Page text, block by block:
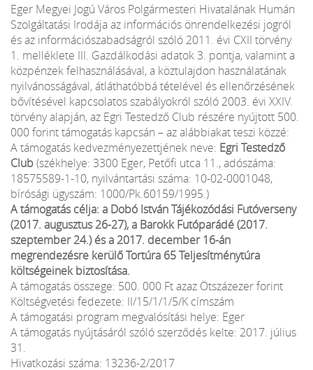
Eger Megyei Jogú Város Polgármesteri Hivatalának Humán
Szolgáltatási Irodája az információs önrendelkezési jogról
és az információszabadságról szóló 2011. évi CXII törvény
1. melléklete III. Gazdálkodási adatok 3. pontja, valamint a
közpénzek felhasználásával, a köztulajdon használatának
nyilvánosságával, átláthatóbbá tételével és ellenőrzésének
bővítésével kapcsolatos szabályokról szóló 2003. évi XXIV.
törvény alapján, az Egri Testedző Club részére nyújtott 500.
000 forint támogatás kapcsán – az alábbiakat teszi közzé:
A támogatás kedvezményezettjének neve: Egri Testedző
Club(székhelye: 3300 Eger, Petőfi utca 11., adószáma:
18575589-1-10, nyilvántartási száma: 10-02-0001048,
bírósági ügyszám: 1000/Pk.60159/1995.)
A támogatás célja: a Dobó István Tájékozódási Futóverseny
(2017. augusztus 26-27), a Barokk Futóparádé (2017.
szeptember 24.) és a 2017. december 16-án
megrendezésre kerülő Tortúra 65 Teljesítménytúra
költségeinek biztosítása.
A támogatás összege: 500. 000 Ft azaz Ötszázezer forint
Költségvetési fedezete: II/15/1/1/5/K címszám
A támogatási program megvalósítási helye: Eger
A támogatás nyújtásáról szóló szerződés kelte: 2017. július
31.
Hivatkozási száma: 13236-2/2017